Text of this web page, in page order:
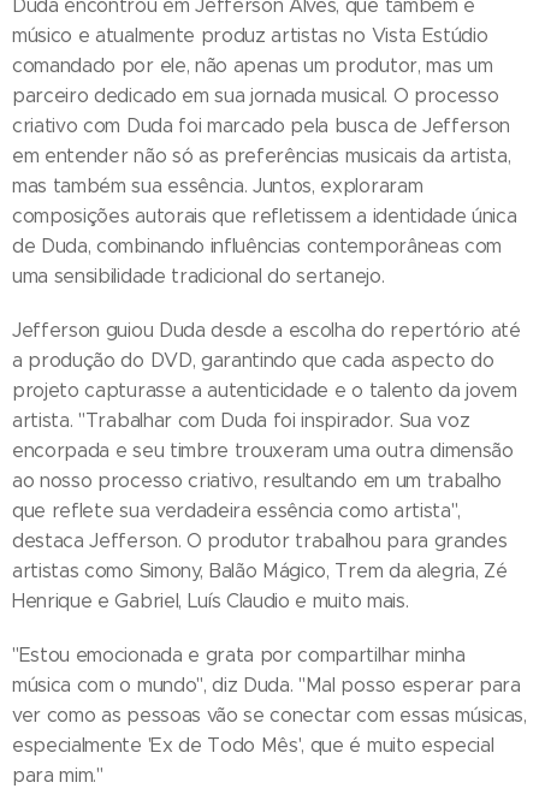
Duda encontrou em Jefferson Alves, que também é
músico e atualmente produz artistas no Vista Estúdio
comandado por ele, não apenas um produtor, mas um
parceiro dedicado em sua jornada musical. O processo
criativo com Duda foi marcado pela busca de Jefferson
em entender não só as preferências musicais da artista,
mas também sua essência. Juntos, exploraram
composições autorais que refletissem a identidade única
de Duda, combinando influências contemporâneas com
uma sensibilidade tradicional do sertanejo.
Jefferson guiou Duda desde a escolha do repertório até
a produção do DVD, garantindo que cada aspecto do
projeto capturasse a autenticidade e o talento da jovem
artista. "Trabalhar com Duda foi inspirador. Sua voz
encorpada e seu timbre trouxeram uma outra dimensão
ao nosso processo criativo, resultando em um trabalho
que reflete sua verdadeira essência como artista",
destaca Jefferson. O produtor trabalhou para grandes
artistas como Simony, Balão Mágico, Trem da alegria, Zé
Henrique e Gabriel, Luís Claudio e muito mais.
"Estou emocionada e grata por compartilhar minha
música com o mundo", diz Duda. "Mal posso esperar para
ver como as pessoas vão se conectar com essas músicas,
especialmente 'Ex de Todo Mês', que é muito especial
para mim."